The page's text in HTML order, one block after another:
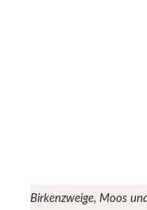
Birkenzweige, Moos